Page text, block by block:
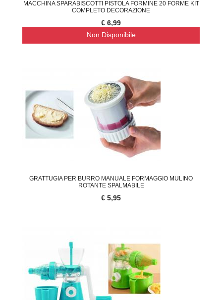
MACCHINA SPARABISCOTTI PISTOLA FORMINE 20 FORME KIT
COMPLETO DECORAZIONE
€ 6,99
Non Disponibile
GRATTUGIA PER BURRO MANUALE FORMAGGIO MULINO
ROTANTE SPALMABILE
€ 5,95